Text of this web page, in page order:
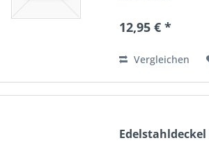
12,95 € *
Vergleichen